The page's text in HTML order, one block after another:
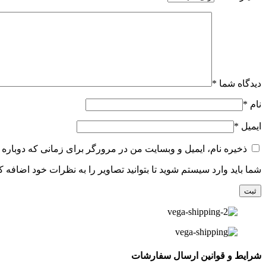
دیدگاه شما *
نام *
ایمیل *
ذخیره نام، ایمیل و وبسایت من در مرورگر برای زمانی که
شما باید وارد سیستم شوید تا بتوانید تصاویر را به نظرات خود اضافه
شرایط و قوانین ارسال سفارشات